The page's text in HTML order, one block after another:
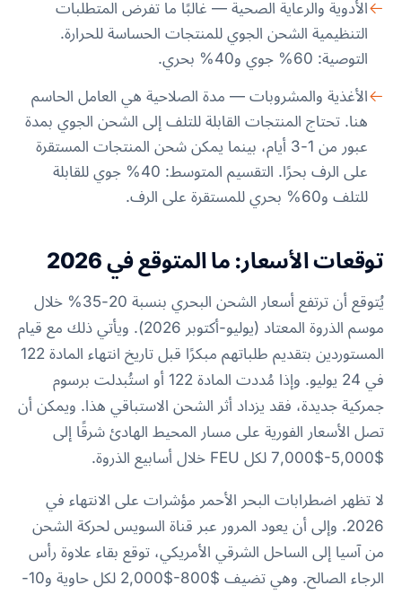
الأدوية والرعاية الصحية — غالبًا ما تفرض المتطلبات
التنظيمية الشحن الجوي للمنتجات الحساسة للحرارة.
التوصية: 60% جوي و40% بحري.
الأغذية والمشروبات — مدة الصلاحية هي العامل الحاسم
هنا. تحتاج المنتجات القابلة للتلف إلى الشحن الجوي بمدة
عبور من 1-3 أيام، بينما يمكن شحن المنتجات المستقرة
على الرف بحرًا. التقسيم المتوسط: 40% جوي للقابلة
للتلف و60% بحري للمستقرة على الرف.
توقعات الأسعار: ما المتوقع في 2026
يُتوقع أن ترتفع أسعار الشحن البحري بنسبة 20-35% خلال
موسم الذروة المعتاد (يوليو-أكتوبر 2026). ويأتي ذلك مع قيام
المستوردين بتقديم طلباتهم مبكرًا قبل تاريخ انتهاء المادة 122
في 24 يوليو. وإذا مُددت المادة 122 أو استُبدلت برسوم
جمركية جديدة، فقد يزداد أثر الشحن الاستباقي هذا. ويمكن أن
تصل الأسعار الفورية على مسار المحيط الهادئ شرقًا إلى
$5,000-$7,000 لكل FEU خلال أسابيع الذروة.
لا تظهر اضطرابات البحر الأحمر مؤشرات على الانتهاء في
2026. وإلى أن يعود المرور عبر قناة السويس لحركة الشحن
من آسيا إلى الساحل الشرقي الأمريكي، توقع بقاء علاوة رأس
الرجاء الصالح. وهي تضيف $800-$2,000 لكل حاوية و10-